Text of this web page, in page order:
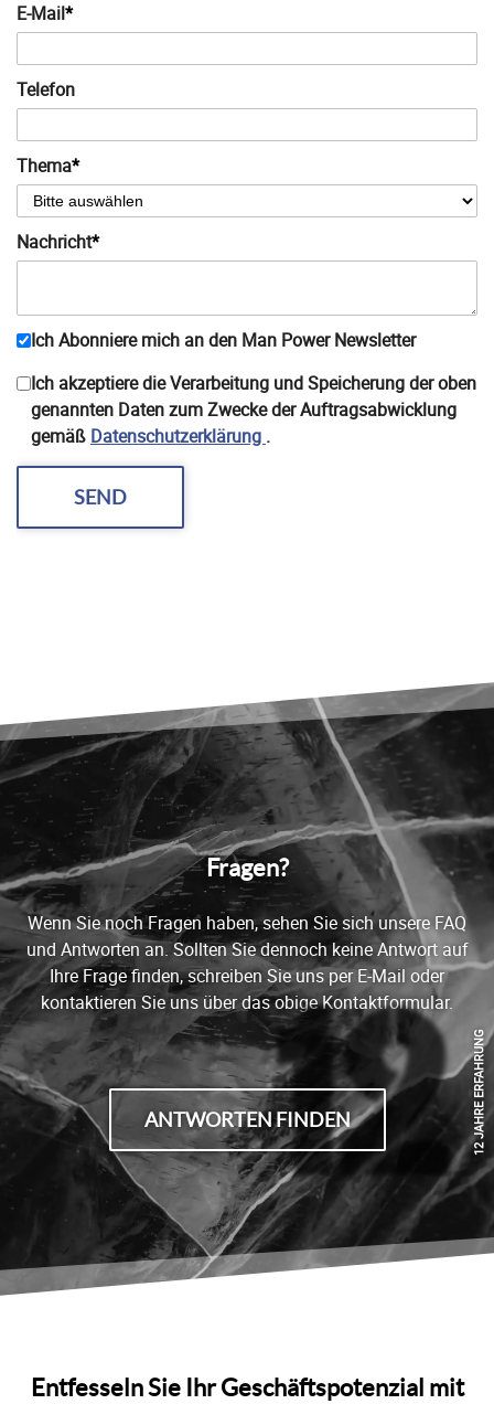
E-Mail*
Telefon
Thema*
Nachricht*
Ich Abonniere mich an den Man PowerNewsletter
Ich akzeptiere die Verarbeitung und Speicherung der oben
genannten Daten zum Zwecke der Auftragsabwicklung
gemäß Datenschutzerklärung .
SEND
1212 JAHRE ERFAHRUNG
Fragen?
Wenn Sie noch Fragen haben, sehen Sie sich unsere FAQ
und Antworten an. Sollten Sie dennoch keine Antwort auf
Ihre Frage finden, schreiben Sie uns per E-Mail oder
kontaktieren Sie uns über das obige Kontaktformular.
ANTWORTEN FINDEN
Entfesseln Sie Ihr Geschäftspotenzial mit